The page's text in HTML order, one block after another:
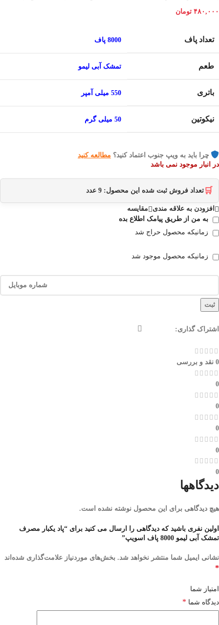
۴۸۰,۰۰۰ تومان
تعداد پاف 8000 پاف
طعم تمشک آبی لیمو
باتری 550 میلی آمپر
نیکوتین 50 میلی گرم
چرا باید به ویپ جنوب اعتماد کنید؟ مطالعه کنید
در انبار موجود نمی باشد
🛒 تعداد فروش ثبت شده این محصول: 9 عدد
افزودن به علاقه مندی
مقایسه
به من از طریق پیامک اطلاع بده
زمانیکه محصول حراج شد
زمانیکه محصول موجود شد
ثبت
اشتراک گذاری:
0 نقد و بررسی
0
0
0
0
0
دیدگاهها
هیچ دیدگاهی برای این محصول نوشته نشده است.
اولین نفری باشید که دیدگاهی را ارسال می کنید برای “پاد یکبار مصرف
تمشک آبی لیمو 8000 پاف اسویپ”
نشانی ایمیل شما منتشر نخواهد شد. بخش‌های موردنیاز علامت‌گذاری شده‌اند
*
امتیاز شما
دیدگاه شما *